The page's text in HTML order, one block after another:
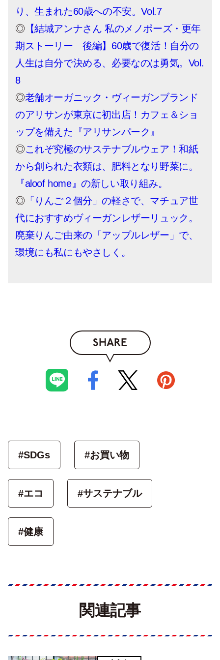
り、生まれた60歳への不安。Vol.7
◎ 【結城アンナさん 私のメノポーズ・更年
期ストーリー 後編】60歳で復活！自分の
人生は自分で決める、必要なのは勇気。Vol.
8
◎老舗オーガニック・ヴィーガンブランド
のアリサンが東京に初出店！カフェ＆ショ
ップを備えた『アリサンパーク』
◎これぞ究極のサステナブルウェア！和紙
から創られた衣類は、肥料となり野菜に。
『aloof home』の新しい取り組み。
◎ 「りんご２個分」の軽さで、マチュア世
代におすすめヴィーガンレザーリュック。
廃棄りんご由来の「アップルレザー」で、
環境にも私にもやさしく。
SHARE
#SDGs #お買い物
#エコ #サステナブル
#健康
関連記事